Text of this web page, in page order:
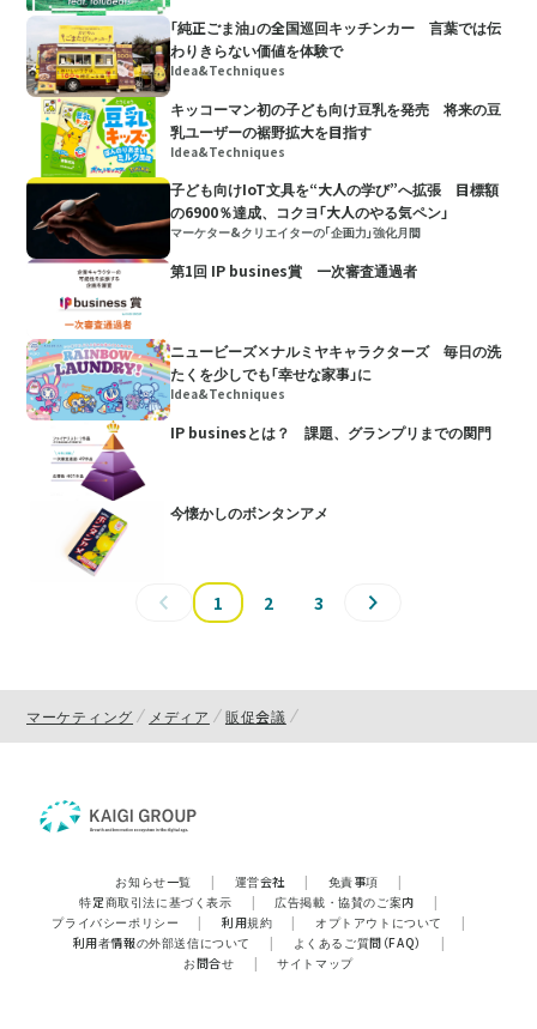
「純正ごま油」の全国巡回キッチンカー 言葉では伝
わりきらない価値を体験で
Idea&Techniques
キッコーマン初の子ども向け豆乳を発売 将来の豆
乳ユーザーの裾野拡大を目指す
Idea&Techniques
子ども向けIoT文具を“大人の学び”へ拡張 目標額
の6900％達成、コクヨ「大人のやる気ペン」
マーケター&クリエイターの「企画力」強化月間
第1回 IP busines賞 一次審査通過者
ニュービーズ×ナルミヤキャラクターズ 毎日の洗
たくを少しでも「幸せな家事」に
Idea&Techniques
IP businesとは？ 課題、グランプリまでの関門
今懐かしのボンタンアメ
1 2 3
マーケティング メディア 販促会議
お知らせ一覧 | 運営会社 | 免責事項
|
特定商取引法に基づく表示
| 広告掲載・協賛のご案内
|
プライバシーポリシー
| 利用規約 | オプトアウトについて
|
利用者情報の外部送信について
| よくあるご質問（FAQ）
|
お問合せ
| サイトマップ